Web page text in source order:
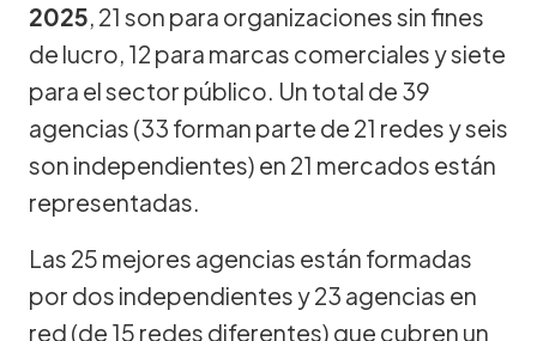
2025, 21 son para organizaciones sin fines
de lucro, 12 para marcas comerciales y siete
para el sector público. Un total de 39
agencias (33 forman parte de 21 redes y seis
son independientes) en 21 mercados están
representadas.
Las 25 mejores agencias están formadas
por dos independientes y 23 agencias en
red (de 15 redes diferentes) que cubren un